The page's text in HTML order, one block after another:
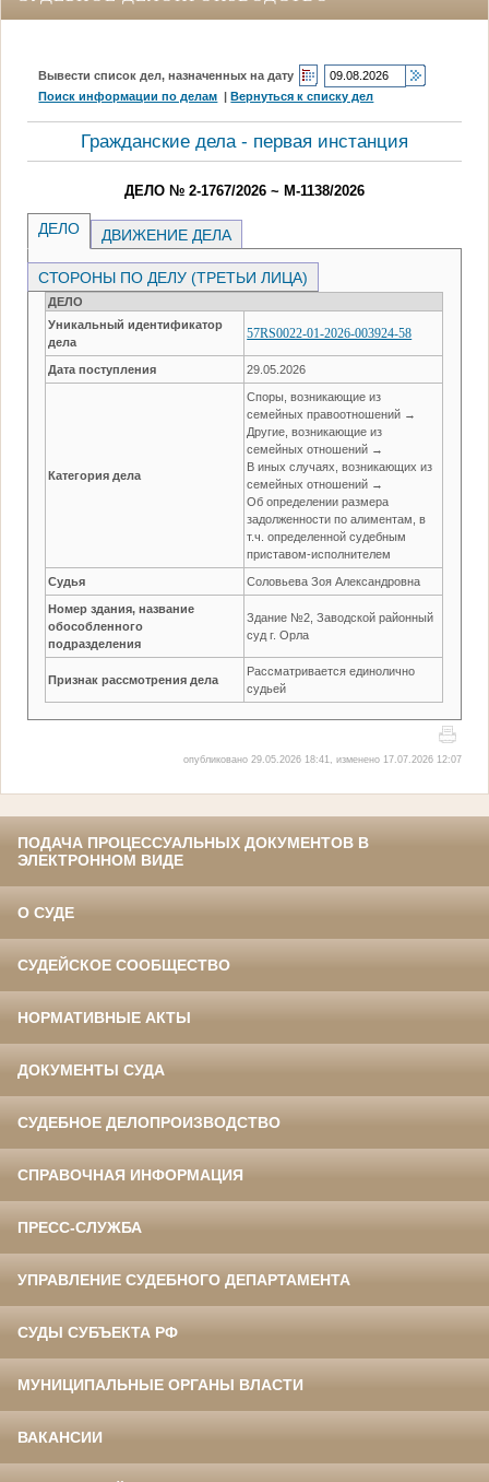
Вывести список дел, назначенных на дату
Поиск информации по делам |Вернуться к списку дел
Гражданские дела - первая инстанция
ДЕЛО № 2-1767/2026 ~ М-1138/2026
ДЕЛО ДВИЖЕНИЕ ДЕЛА
СТОРОНЫ ПО ДЕЛУ (ТРЕТЬИ ЛИЦА)
ДЕЛО
Уникальный идентификатор
дела
57RS0022-01-2026-003924-58
Дата поступления 29.05.2026
Категория дела
Споры, возникающие из
семейных правоотношений →
Другие, возникающие из
семейных отношений →
В иных случаях, возникающих из
семейных отношений →
Об определении размера
задолженности по алиментам, в
т.ч. определенной судебным
приставом-исполнителем
Судья Соловьева Зоя Александровна
Номер здания, название
обособленного
подразделения
Здание №2, Заводской районный
суд г. Орла
Признак рассмотрения дела
Рассматривается единолично
судьей
опубликовано 29.05.2026 18:41, изменено 17.07.2026 12:07
ПОДАЧА ПРОЦЕССУАЛЬНЫХ ДОКУМЕНТОВ В
ЭЛЕКТРОННОМ ВИДЕ
О СУДЕ
СУДЕЙСКОЕ СООБЩЕСТВО
НОРМАТИВНЫЕ АКТЫ
ДОКУМЕНТЫ СУДА
СУДЕБНОЕ ДЕЛОПРОИЗВОДСТВО
СПРАВОЧНАЯ ИНФОРМАЦИЯ
ПРЕСС-СЛУЖБА
УПРАВЛЕНИЕ СУДЕБНОГО ДЕПАРТАМЕНТА
СУДЫ СУБЪЕКТА РФ
МУНИЦИПАЛЬНЫЕ ОРГАНЫ ВЛАСТИ
ВАКАНСИИ